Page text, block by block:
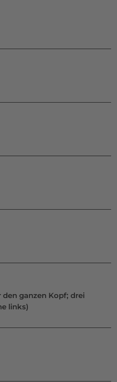
den ganzen Kopf; drei
links)